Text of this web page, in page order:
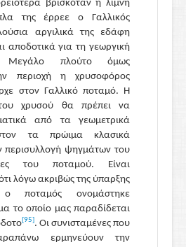
βρισκόταν η λίμνη
της έρρεε ο Γαλλικός
αργιλικά της εδάφη
αποδοτικά για τη γεωργική
Μεγάλο πλούτο όμως
περιοχή η χρυσοφόρος
στον Γαλλικό ποταμό. Η
χρυσού θα πρέπει να
από τα γεωμετρικά
τα πρώιμα κλασικά
περισυλλογή ψηγμάτων του
του ποταμού. Είναι
λόγω ακριβώς της ύπαρξης
ποταμός ονομάστηκε
το οποίο μας παραδίδεται
[95] . Οι συνισταμένες που
ερμηνεύουν την